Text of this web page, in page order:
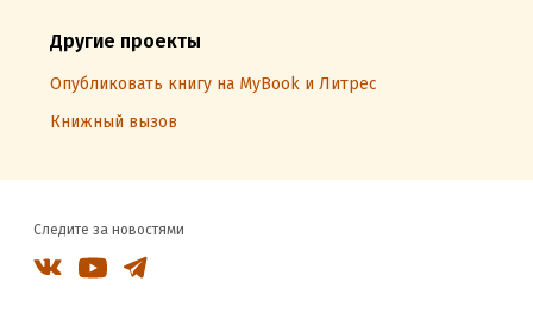
Другие проекты
Опубликовать книгу на MyBook и Литрес
Книжный вызов
Следите за новостями